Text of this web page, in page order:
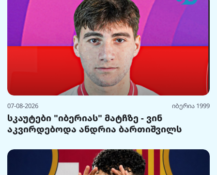
07-08-2026 იბერია 1999
სკაუტები "იბერიას" მატჩზე - ვინ
აკვირდებოდა ანდრია ბართიშვილს